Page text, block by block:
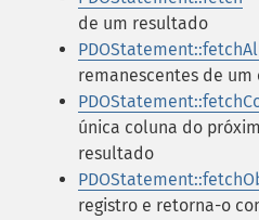
de um resultado
remanescentes de
única coluna do
resultado
registro e retorna-o